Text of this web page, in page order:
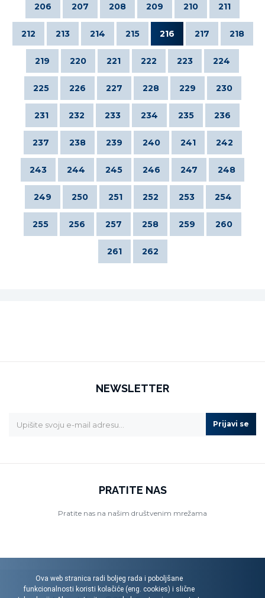
206 207 208 209 210 211
212 213 214 215 216 217 218
219 220 221 222 223 224
225 226 227 228 229 230
231 232 233 234 235 236
237 238 239 240 241 242
243 244 245 246 247 248
249 250 251 252 253 254
255 256 257 258 259 260
261 262
NEWSLETTER
Prijavi se
PRATITE NAS
Pratite nas na našim društvenim mrežama
Ova web stranica radi boljeg rada i poboljšane
funkcionalnosti koristi kolačiće (eng. cookies) i slične